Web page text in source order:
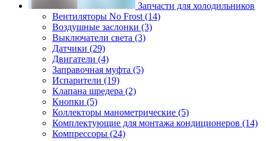
Запчасти для холодильников
Вентиляторы No Frost (14)
Воздушные заслонки (3)
Выключатели света (3)
Датчики (29)
Двигатели (4)
Заправочная муфта (5)
Испарители (19)
Клапана шредера (2)
Кнопки (5)
Коллекторы манометрические (5)
Комплектующие для монтажа кондиционеров (14)
Компрессоры (24)